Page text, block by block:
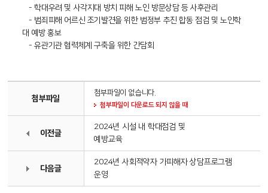
- 학대우려 및 사각지대 방치 피해 노인 방문상담 등 사후관리
- 범죄피해 어르신 조기발견을 위한 범정부 추진 합동 점검 및 노인학
대 예방 홍보
- 유관기관 협력체계 구축을 위한 간담회
첨부파일
첨부파일이 없습니다.
첨부파일이 다운로드 되지 않을 때
이전글
2024년 시설 내 학대점검 및
예방교육
다음글
2024년 사회적약자 가피해자 상담프로그램
운영